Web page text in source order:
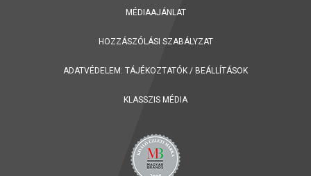
MÉDIAAJÁNLAT
HOZZÁSZÓLÁSI SZABÁLYZAT
ADATVÉDELEM: TÁJÉKOZTATÓK / BEÁLLÍTÁSOK
KLASSZIS MÉDIA